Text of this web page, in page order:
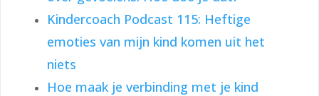
Kindercoach Podcast 115: Heftige
emoties van mijn kind komen uit het
niets
Hoe maak je verbinding met je kind